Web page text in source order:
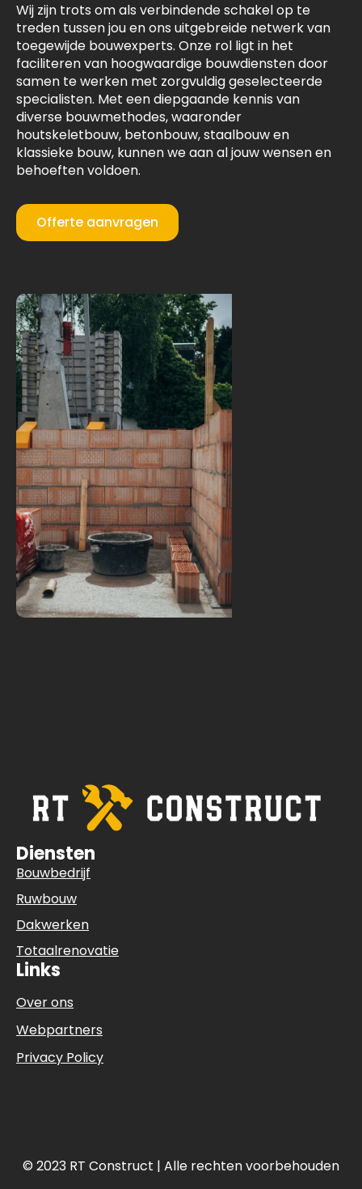
Wij zijn trots om als verbindende schakel op te
treden tussen jou en ons uitgebreide netwerk van
toegewijde bouwexperts. Onze rol ligt in het
faciliteren van hoogwaardige bouwdiensten door
samen te werken met zorgvuldig geselecteerde
specialisten. Met een diepgaande kennis van
diverse bouwmethodes, waaronder
houtskeletbouw, betonbouw, staalbouw en
klassieke bouw, kunnen we aan al jouw wensen en
behoeften voldoen.
Offerte aanvragen
Diensten
Bouwbedrijf
Ruwbouw
Dakwerken
Totaalrenovatie
Links
Over ons
Webpartners
Privacy Policy
© 2023 RT Construct | Alle rechten voorbehouden